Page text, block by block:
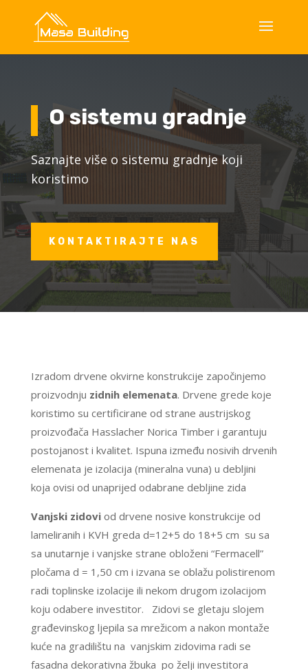
O sistemu gradnje
Saznajte više o sistemu gradnje koji
koristimo
KONTAKTIRAJTE NAS
Izradom drvene okvirne konstrukcije započinjemo
proizvodnju zidnih elemenata. Drvene grede koje
koristimo su certificirane od strane austrijskog
proizvođača Hasslacher Norica Timber i garantuju
postojanost i kvalitet. Ispuna između nosivih drvenih
elemenata je izolacija (mineralna vuna) u debljini
koja ovisi od unaprijed odabrane debljine zida
Vanjski zidoviod drvene nosive konstrukcije od
lameliranih i KVH greda d=12+5 do 18+5 cm su sa
sa unutarnje i vanjske strane obloženi “Fermacell”
pločama d = 1,50 cm i izvana se oblažu polistirenom
radi toplinske izolacije ili nekom drugom izolacijom
koju odabere investitor. Zidovi se gletaju slojem
građevinskog ljepila sa mrežicom a nakon montaže
kuće na gradilištu na vanjskim zidovima radi se
fasadna dekorativna žbuka po želji investitora